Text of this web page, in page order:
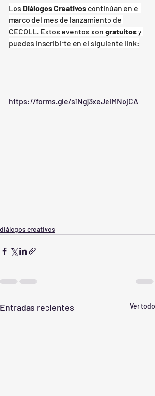
Los Diálogos Creativos continúan en el
marco del mes de lanzamiento de
CECOLL. Estos eventos son gratuitos y
puedes inscribirte en el siguiente link:
https://forms.gle/s1Ngj3xeJeiMNojCA
diálogos creativos
Entradas recientes Ver todo